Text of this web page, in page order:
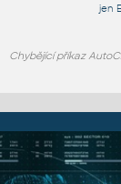
jen
Chybějící příkaz